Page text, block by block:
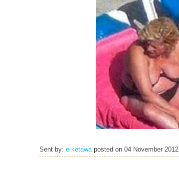
Sent by: e-ketawaposted on 04 November 2012